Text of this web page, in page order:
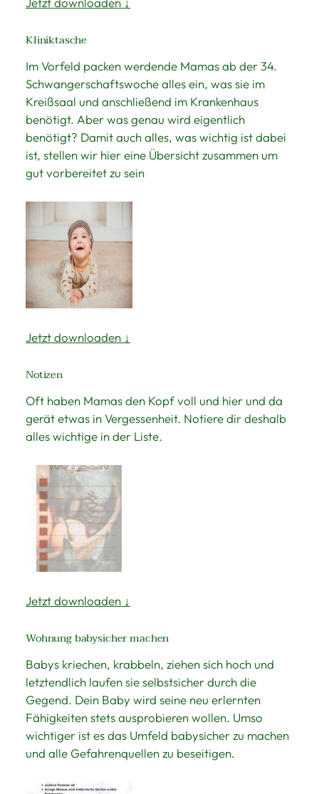
Kliniktasche
Im Vorfeld packen werdende Mamas ab der 34.
Schwangerschaftswoche alles ein, was sie im
Kreißsaal und anschließend im Krankenhaus
benötigt. Aber was genau wird eigentlich
benötigt? Damit auch alles, was wichtig ist dabei
ist, stellen wir hier eine Übersicht zusammen um
gut vorbereitet zu sein
Jetzt downloaden ↓
Notizen
Oft haben Mamas den Kopf voll und hier und da
gerät etwas in Vergessenheit. Notiere dir deshalb
alles wichtige in der Liste.
Jetzt downloaden ↓
Wohnung babysicher machen
Babys kriechen, krabbeln, ziehen sich hoch und
letztendlich laufen sie selbstsicher durch die
Gegend. Dein Baby wird seine neu erlernten
Fähigkeiten stets ausprobieren wollen. Umso
wichtiger ist es das Umfeld babysicher zu machen
und alle Gefahrenquellen zu beseitigen.